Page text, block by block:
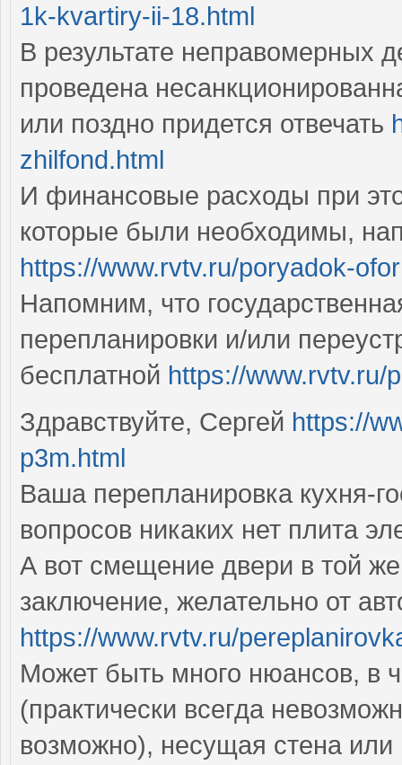
1k-kvartiry-ii-18.html
В результате неправомерных
проведена
или поздно придется отвечать
zhilfond.html
И финансовые расходы при
которые были необходимы,
https://www.rvtv.ru/poryadok-
Напомним, что
перепланировки и/или
бесплатной https://www.rvtv.ru/
Здравствуйте, Сергей https://
p3m.html
Ваша перепланировка кухня-
вопросов никаких нет плита
А вот смещение двери в той же
заключение, желательно от
https://www.rvtv.ru/
Может быть много нюансов, в
(практически всегда
возможно), несущая стена или